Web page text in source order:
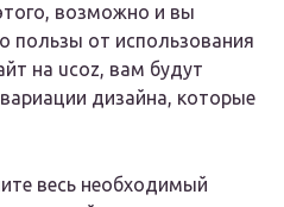
возможно и вы
пользы от использования
на ucoz, вам будут
дизайна, которые
весь необходимый